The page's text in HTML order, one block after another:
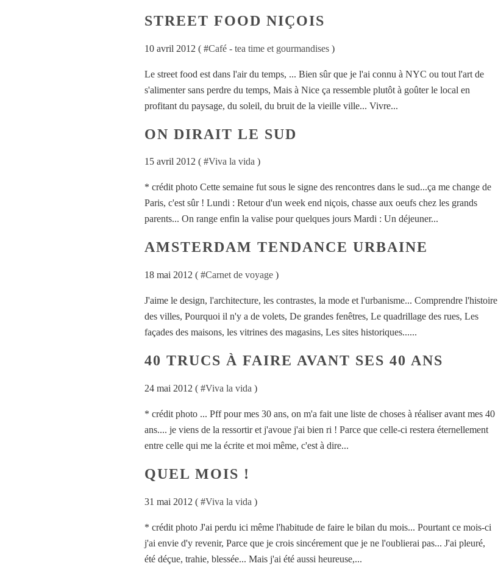
STREET FOOD NIÇOIS
10 avril 2012 ( #Café - tea time et gourmandises )
Le street food est dans l'air du temps, ... Bien sûr que je l'ai connu à NYC ou tout l'art de
s'alimenter sans perdre du temps, Mais à Nice ça ressemble plutôt à goûter le local en
profitant du paysage, du soleil, du bruit de la vieille ville... Vivre...
ON DIRAIT LE SUD
15 avril 2012 ( #Viva la vida )
* crédit photo Cette semaine fut sous le signe des rencontres dans le sud...ça me change de
Paris, c'est sûr ! Lundi : Retour d'un week end niçois, chasse aux oeufs chez les grands
parents... On range enfin la valise pour quelques jours Mardi : Un déjeuner...
AMSTERDAM TENDANCE URBAINE
18 mai 2012 ( #Carnet de voyage )
J'aime le design, l'architecture, les contrastes, la mode et l'urbanisme... Comprendre l'histoire
des villes, Pourquoi il n'y a de volets, De grandes fenêtres, Le quadrillage des rues, Les
façades des maisons, les vitrines des magasins, Les sites historiques......
40 TRUCS À FAIRE AVANT SES 40 ANS
24 mai 2012 ( #Viva la vida )
* crédit photo ... Pff pour mes 30 ans, on m'a fait une liste de choses à réaliser avant mes 40
ans.... je viens de la ressortir et j'avoue j'ai bien ri ! Parce que celle-ci restera éternellement
entre celle qui me la écrite et moi même, c'est à dire...
QUEL MOIS !
31 mai 2012 ( #Viva la vida )
* crédit photo J'ai perdu ici même l'habitude de faire le bilan du mois... Pourtant ce mois-ci
j'ai envie d'y revenir, Parce que je crois sincérement que je ne l'oublierai pas... J'ai pleuré,
été déçue, trahie, blessée... Mais j'ai été aussi heureuse,...